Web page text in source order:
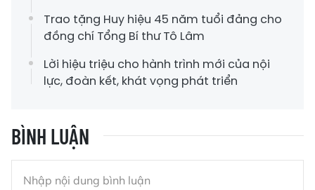
Trao tặng Huy hiệu 45 năm tuổi đảng cho
đồng chí Tổng Bí thư Tô Lâm
Lời hiệu triệu cho hành trình mới của nội
lực, đoàn kết, khát vọng phát triển
BÌNH LUẬN